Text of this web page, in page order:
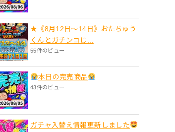
★《8月12日～14日》おたちゅう
くんとガチンコじ...
55件のビュー
本日の完売商品
43件のビュー
ガチャ入替え情報更新しました